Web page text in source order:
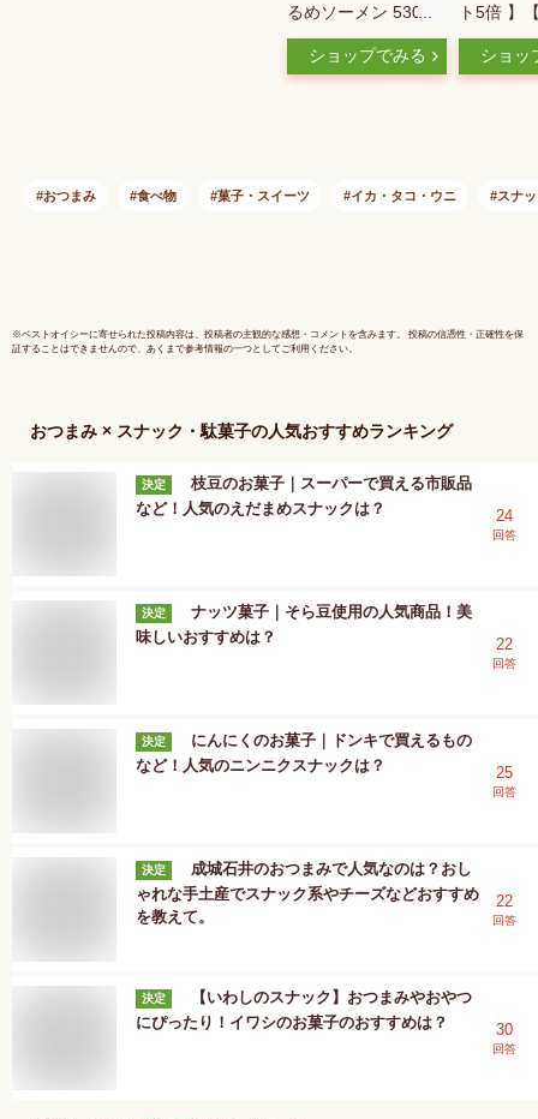
るめソーメン 530g
いかそうめん 業務用
するめ 駄菓子 いか
ショップでみる
ト5倍 】
戦】いか
味 する
送料無料
ト セット
ショッ
おつまみ 食べ物 菓子・スイーツ イカ・タコ・ウニ スナ
※ベストオイシーに寄せられた投稿内容は、投稿者の主観的な感想・コメントを含みます。 投稿の信憑性・正確性を保
証することはできませんので、あくまで参考情報の一つとしてご利用ください。
おつまみ × スナック・駄菓子の人気おすすめランキング
決定
枝豆のお菓子｜スーパーで買える市販品
など！人気のえだまめスナックは？
24
回答
決定
ナッツ菓子｜そら豆使用の人気商品！美
味しいおすすめは？
22
回答
決定
にんにくのお菓子｜ドンキで買えるもの
など！人気のニンニクスナックは？
25
回答
決定
成城石井のおつまみで人気なのは？おし
ゃれな手土産でスナック系やチーズなどおすすめ
を教えて。
22
回答
決定
【いわしのスナック】おつまみやおやつ
にぴったり！イワシのお菓子のおすすめは？
30
回答